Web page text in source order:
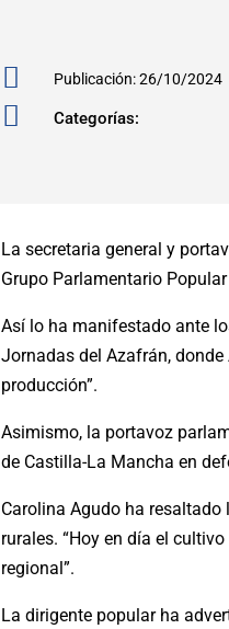
 Publicación: 26/10/2024
 Categorías:
La secretaria general y
Grupo Parlamentario
Así lo ha manifestado ante
Jornadas del Azafrán,
producción”.
Asimismo, la portavoz
de Castilla-La Mancha en
Carolina Agudo ha
rurales. “Hoy en día el
regional”.
La dirigente popular ha